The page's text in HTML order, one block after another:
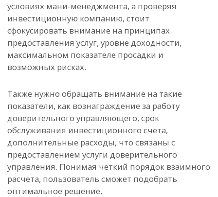
условиях мани-менеджмента, а проверяя
инвестиционную компанию, стоит
сфокусировать внимание на принципах
предоставления услуг, уровне доходности,
максимальном показателе просадки и
возможных рисках.
Также нужно обращать внимание на такие
показатели, как вознаграждение за работу
доверительного управляющего, срок
обслуживания инвестиционного счета,
дополнительные расходы, что связаны с
предоставлением услуги доверительного
управления. Понимая четкий порядок взаимного
расчета, пользователь сможет подобрать
оптимальное решение.